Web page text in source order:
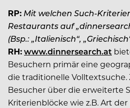
RP: Mit welchen Such-
Restaurants auf
(Bsp.: „Italienisch“,
RH:www.dinnersearch.at
Besuchern primär eine
die traditionelle Volltextsuche.
Besucher über die erweiterte
Kriterienblöcke wie z.B. Art